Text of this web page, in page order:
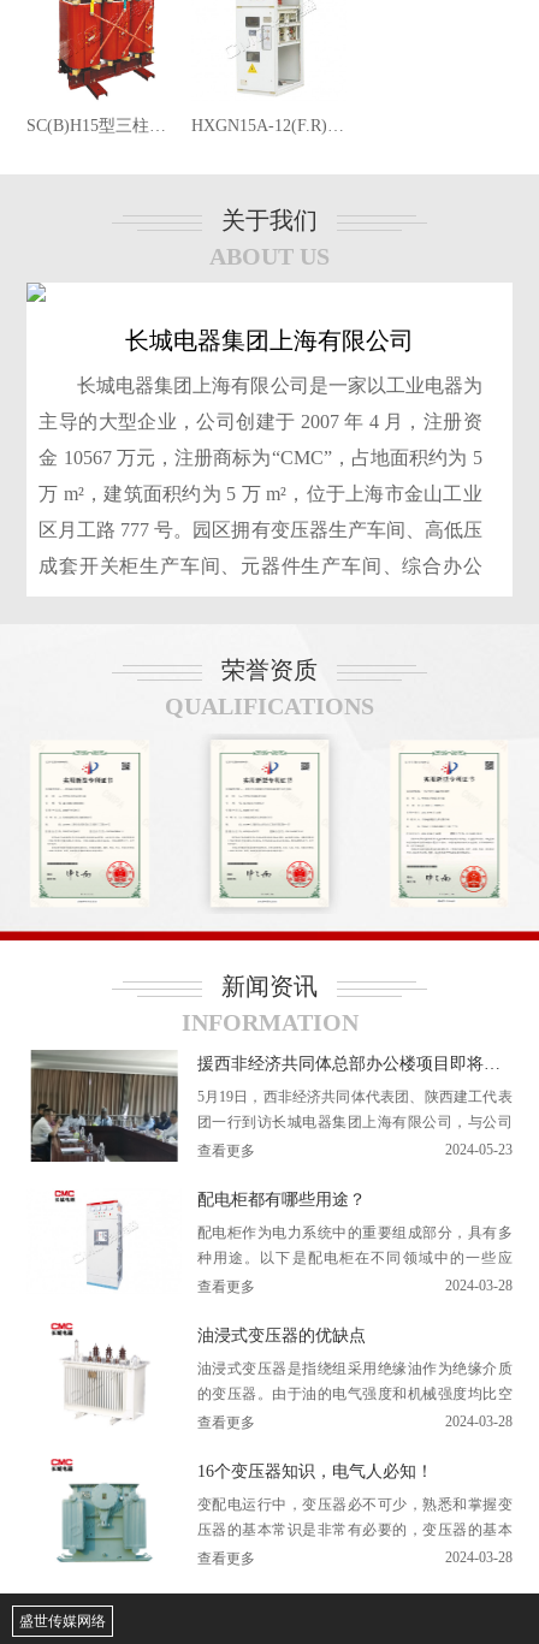
SC(B)H15型三柱非晶合金干式变压器 HXGN15A-12(F.R) 固定式户内交流金属封闭环网开关设备
关于我们
ABOUT US
长城电器集团上海有限公司
长城电器集团上海有限公司是一家以工业电器为
主导的大型企业，公司创建于 2007 年 4 月，注册资
金 10567 万元，注册商标为“CMC”，占地面积约为 5
万 m²，建筑面积约为 5 万 m² ，位于上海市金山工业
区月工路 777 号。园区拥有变压器生产车间、高低压
成套开关柜生产车间、元器件生产车间、综合办公
公司主要生产智能高低压成套设备、柱上变压器
台成套设备、35KV 及以下节能型电力变压器、光伏
变电站及箱式变电站等多个系列产品，且部分产品已
通过一级能效认证。公司秉承精工制造精神，以安
全、可靠的产品服务电力事业，以较高的效率，较优
的价格服务市场。
公司在管理体系上通过了 ISO9001 质量管理体
系、ISO14001 环境管理体系、ISO45001 职业健康安
强制性试验报告。
本着不断创新的企业发展原则，公司不断加大科
技创新投入，先后取得 100 多项实用新型专利，获
得“高新技术企业”、“安全生产标准化二级企
业”、“上海市重合同守信用单位”、“AAA 信用等级
公司先后入围南方电网、内蒙古电力集团、陕西
省地方电力（集团）有限公司，公司产品覆盖各个领
域，南方电网、大唐集团、中国能源、首钢京唐、宝
武集团等大型国有单位建立了长期深入的合作关系。
面对新的挑战，公司采用多元化、全球化服务的
市场战略，不断开疆拓土，积极融入国内外大市场，
锐意进取，以“科技服务人类”的崇高理念为指引，全
力将长城电器集团上海有限公司打造成为管理科学、
形象卓越的国际知名企业。
合作伙伴
荣誉资质
QUALIFICATIONS
新闻资讯
INFORMATION
援西非经济共同体总部办公楼项目即将推进
5月19日，西非经济共同体代表团、陕西建工代表
团一行到访长城电器集团上海有限公司，与公司
总经理叶品丹、项目部经理翟连敏进行座谈交
查看更多 2024-05-23
配电柜都有哪些用途？
配电柜作为电力系统中的重要组成部分，具有多
种用途。以下是配电柜在不同领域中的一些应
用：1. 工业自动化领域在工业自动化领域中，配
查看更多 2024-03-28
油浸式变压器的优缺点
油浸式变压器是指绕组采用绝缘油作为绝缘介质
的变压器。由于油的电气强度和机械强度均比空
气高得多，且绝缘性能优良，所以，油浸式变压
查看更多 2024-03-28
16个变压器知识，电气人必知！
变配电运行中，变压器必不可少，熟悉和掌握变
压器的基本常识是非常有必要的，变压器的基本
知识储备是每一个电力人必备的技能！1、什么叫
查看更多 2024-03-28
盛世传媒网络